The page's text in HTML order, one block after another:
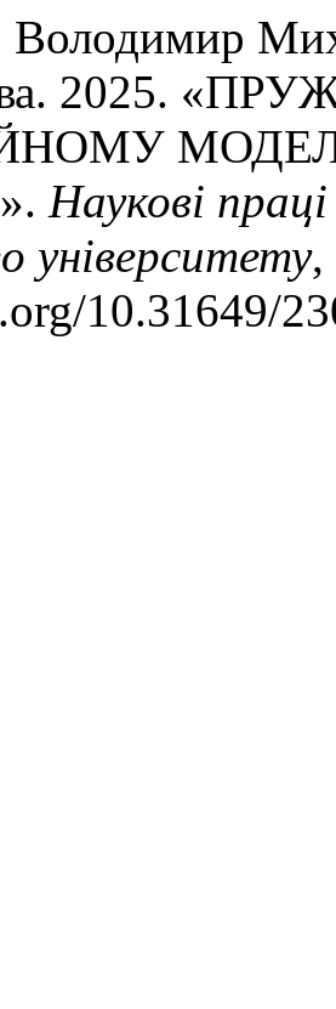
Володимир
2025.
Наукові
університету,
10.31649/